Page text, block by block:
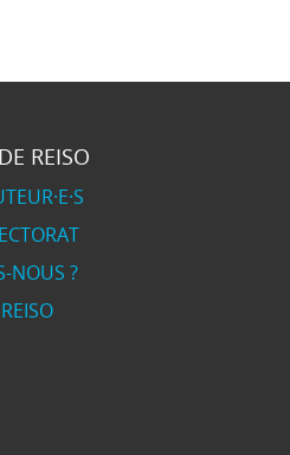
REISO
NOUS ?